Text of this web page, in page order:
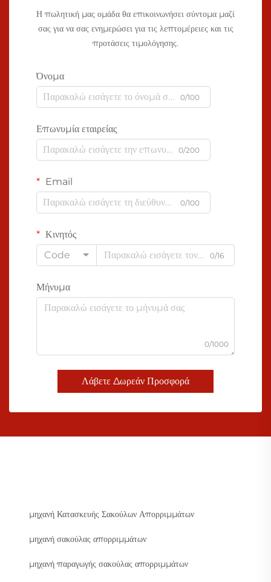
Η πωλητική μας ομάδα θα επικοινωνήσει σύντομα μαζί
σας για να σας ενημερώσει για τις λεπτομέρειες και τις
προτάσεις τιμολόγησης.
Όνομα
0/100
Επωνυμία εταιρείας
0/200
Email
0/100
Κινητός
Code
0/16
Μήνυμα
0/1000
Λάβετε Δωρεάν Προσφορά
μηχανή Κατασκευής Σακούλων Απορριμμάτων
μηχανή σακούλας απορριμμάτων
μηχανή παραγωγής σακούλας απορριμμάτων